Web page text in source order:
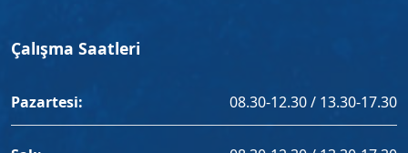
Çalışma Saatleri
Pazartesi: 08.30-12.30 / 13.30-17.30